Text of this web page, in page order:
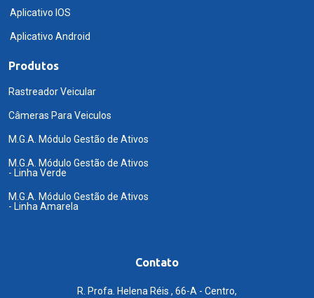
Aplicativo IOS
Aplicativo Android
Produtos
Rastreador Veicular
Câmeras Para Veiculos
M.G.A. Módulo Gestão de Ativos
M.G.A. Módulo Gestão de Ativos
- Linha Verde
M.G.A. Módulo Gestão de Ativos
- Linha Amarela
Contato
R. Profa. Helena Réis , 66-A - Centro,